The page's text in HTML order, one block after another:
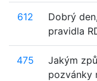
612
Dobrý
pravidla
475
Jakým
pozvánky